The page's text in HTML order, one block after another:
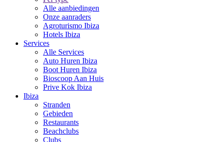
Alle aanbiedingen
Onze aanraders
Agroturismo Ibiza
Hotels Ibiza
Services
Alle Services
Auto Huren Ibiza
Boot Huren Ibiza
Bioscoop Aan Huis
Prive Kok Ibiza
Ibiza
Stranden
Gebieden
Restaurants
Beachclubs
Clubs